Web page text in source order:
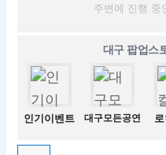
주변에 진행 중
대구 팝업스
인기이벤트 대구모든공연